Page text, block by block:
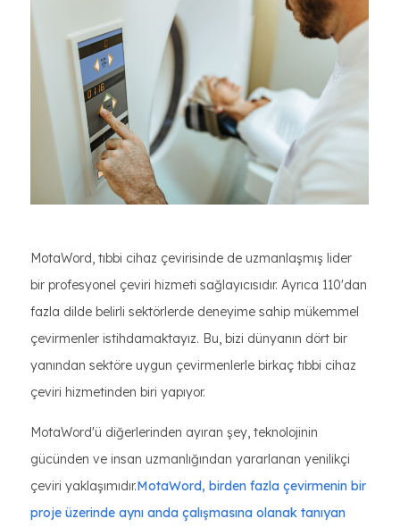
MotaWord, tıbbi cihaz çevirisinde de uzmanlaşmış lider
bir profesyonel çeviri hizmeti sağlayıcısıdır. Ayrıca 110'dan
fazla dilde belirli sektörlerde deneyime sahip mükemmel
çevirmenler istihdamaktayız. Bu, bizi dünyanın dört bir
yanından sektöre uygun çevirmenlerle birkaç tıbbi cihaz
çeviri hizmetinden biri yapıyor.
MotaWord'ü diğerlerinden ayıran şey, teknolojinin
gücünden ve insan uzmanlığından yararlanan yenilikçi
çeviri yaklaşımıdır.MotaWord, birden fazla çevirmenin bir
proje üzerinde aynı anda çalışmasına olanak tanıyan